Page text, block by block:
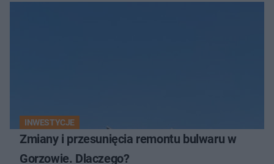
INWESTYCJE
Zmiany i przesunięcia remontu bulwaru w
Gorzowie. Dlaczego?